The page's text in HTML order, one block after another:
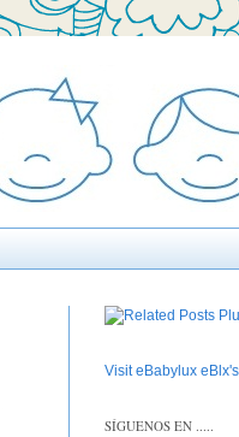
Visit eBabylux
SÍGUENOS EN .....